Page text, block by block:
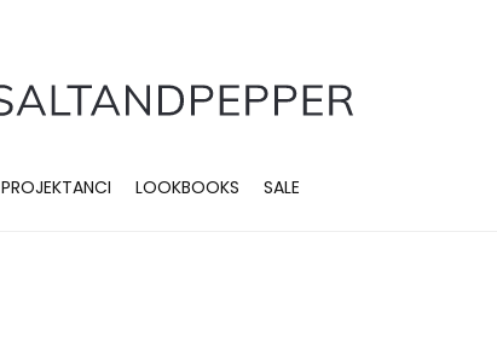
PROJEKTANCI LOOKBOOKS SALE